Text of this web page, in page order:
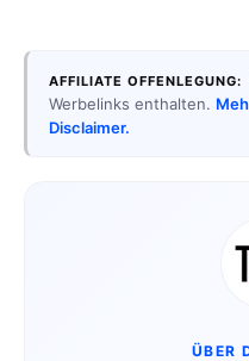
AFFILIATE OFFENLEGUNG:
Werbelinks enthalten.
Disclaimer.
ÜBER